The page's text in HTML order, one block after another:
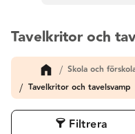
Tavelkritor och
Skola och
Tavelkritor och tavelsvamp
Filtrera